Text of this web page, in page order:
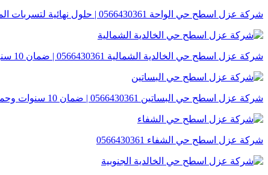
شركة عزل اسطح حي الواحة 0566430361 | حلول نهائية لتسربات المياه والحرارة
شركة عزل اسطح حي الخالدية الشمالية 0566430361 | ضمان 10 سنوات
شركة عزل اسطح حي البساتين 0566430361 | ضمان 10 سنوات وحماية قصوى من الحرارة
شركة عزل اسطح حي الشفاء 0566430361